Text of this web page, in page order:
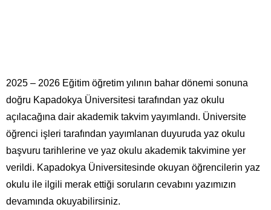
2025 – 2026 Eğitim öğretim yılının bahar dönemi sonuna
doğru Kapadokya Üniversitesi tarafından yaz okulu
açılacağına dair akademik takvim yayımlandı. Üniversite
öğrenci işleri tarafından yayımlanan duyuruda yaz okulu
başvuru tarihlerine ve yaz okulu akademik takvimine yer
verildi. Kapadokya Üniversitesinde okuyan öğrencilerin yaz
okulu ile ilgili merak ettiği soruların cevabını yazımızın
devamında okuyabilirsiniz.